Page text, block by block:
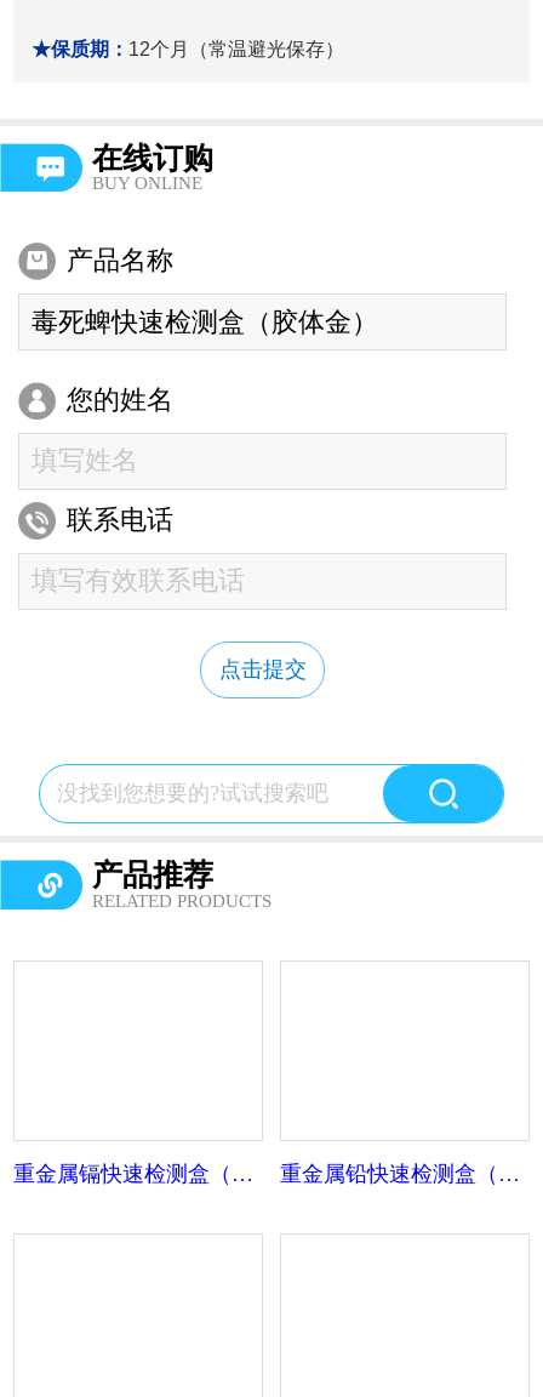
★保质期： 12个月（常温避光保存）
在线订购
BUY ONLINE
产品名称
您的姓名
联系电话
点击提交
产品推荐
RELATED PRODUCTS
重金属镉快速检测盒（胶体金）【蔬菜】 重金属铅快速检测盒（胶体金）【蔬菜】